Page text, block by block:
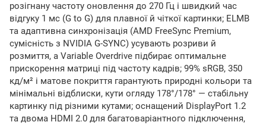
розігнану частоту оновлення до 270 Гц і швидкий час
відгуку 1 мс (G to G) для плавної й чіткої картинки; ELMB
та адаптивна синхронізація (AMD FreeSync Premium,
сумісність з NVIDIA G-SYNC) усувають розриви й
розмиття, а Variable Overdrive підбирає оптимальне
прискорення матриці під частоту кадрів; 99% sRGB, 350
кд/м² і матове покриття гарантують природні кольори та
мінімальні відблиски, кути огляду 178°/178° — стабільну
картинку під різними кутами; оснащений DisplayPort 1.2
та двома HDMI 2.0 для багатоваріантного підключення,